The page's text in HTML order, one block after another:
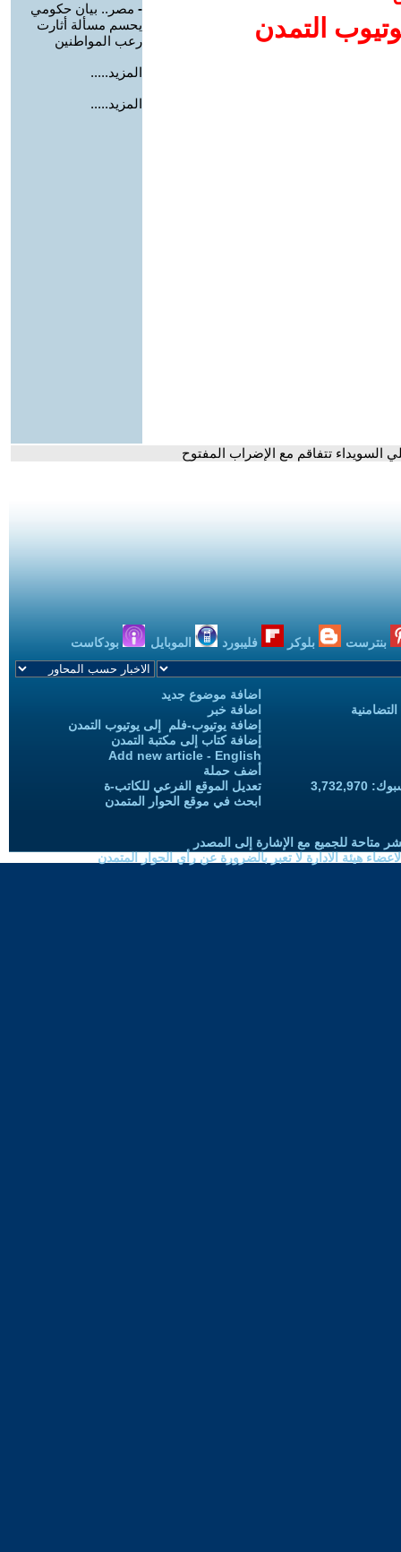
التمدن
- مصر.. بيان حكومي
يحسم مسألة أثارت
رعب المواطنين
المزيد.....
المزيد.....
السويداء تتفاقم مع الإضراب المفتوح
بنترست بلوكر فليبورد الموبايل بودكاست
اضافة موضوع جديد
اضافة خبر
إضافة يوتيوب-فلم إلى يوتيوب التمدن
إضافة كتاب إلى مكتبة التمدن
Add new article - English
أضف حملة
تعديل الموقع الفرعي للكاتب-ة
ابحث في موقع الحوار المتمدن
متاحة للجميع مع الإشارة إلى المصدر
هيئة الادارة لا تعبر بالضرورة عن رأي الحوار المتمدن